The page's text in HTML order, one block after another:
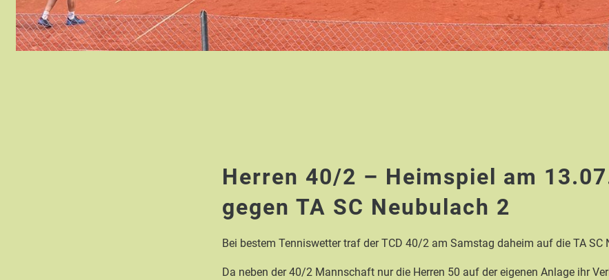
Herren 40/2 – Heimspiel am
gegen TA SC Neubulach 2
Bei bestem Tenniswetter traf der TCD 40/2 am Samstag daheim auf die TA SC
Da neben der 40/2 Mannschaft nur die Herren 50 auf der eigenen Anlage ihr